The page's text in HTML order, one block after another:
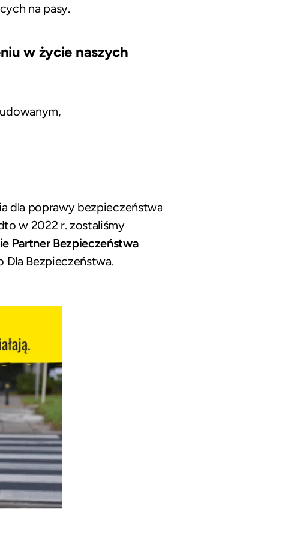
na pasy.
w życie naszych
dla poprawy bezpieczeństwa
w 2022 r. zostaliśmy
Partner Bezpieczeństwa
Bezpieczeństwa.